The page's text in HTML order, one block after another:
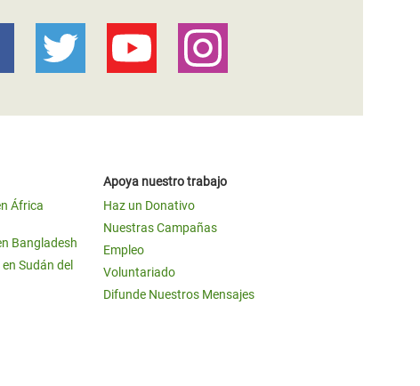
África
Bangladesh
Sudán del
Apoya nuestro trabajo
Haz un Donativo
Nuestras Campañas
Empleo
Voluntariado
Difunde Nuestros Mensajes